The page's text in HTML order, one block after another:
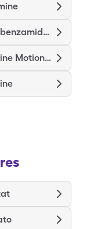
Trimethobenzamide Hcl
Dramamine Motion Sickness Kids